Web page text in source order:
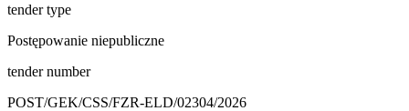
tender type
Postępowanie niepubliczne
tender number
POST/GEK/CSS/FZR-ELD/02304/2026